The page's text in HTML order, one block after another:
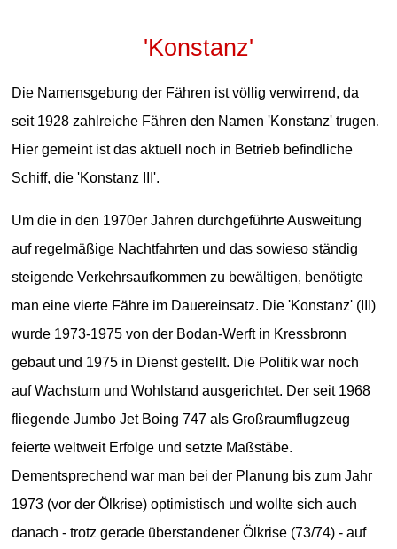
'Konstanz'
Die Namensgebung der Fähren ist völlig verwirrend, da
seit 1928 zahlreiche Fähren den Namen 'Konstanz' trugen.
Hier gemeint ist das aktuell noch in Betrieb befindliche
Schiff, die 'Konstanz III'.
Um die in den 1970er Jahren durchgeführte Ausweitung
auf regelmäßige Nachtfahrten und das sowieso ständig
steigende Verkehrsaufkommen zu bewältigen, benötigte
man eine vierte Fähre im Dauereinsatz. Die 'Konstanz' (III)
wurde 1973-1975 von der Bodan-Werft in Kressbronn
gebaut und 1975 in Dienst gestellt. Die Politik war noch
auf Wachstum und Wohlstand ausgerichtet. Der seit 1968
fliegende Jumbo Jet Boing 747 als Großraumflugzeug
feierte weltweit Erfolge und setzte Maßstäbe.
Dementsprechend war man bei der Planung bis zum Jahr
1973 (vor der Ölkrise) optimistisch und wollte sich auch
danach - trotz gerade überstandener Ölkrise (73/74) - auf